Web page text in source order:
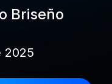
Briseño
2025